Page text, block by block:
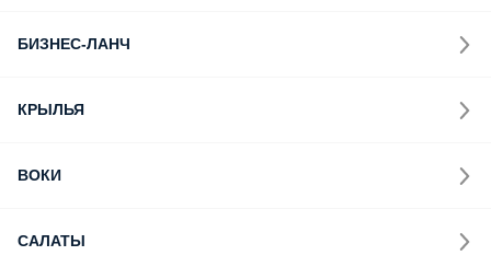
БИЗНЕС-ЛАНЧ
КРЫЛЬЯ
ВОКИ
САЛАТЫ